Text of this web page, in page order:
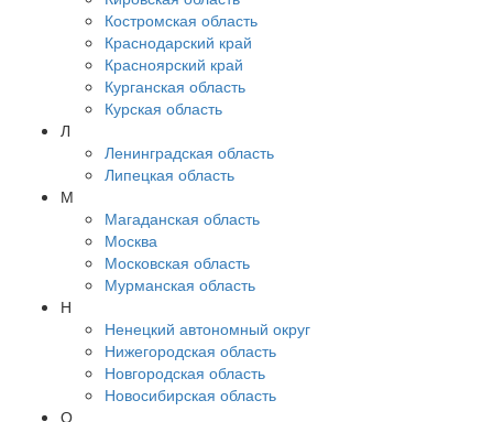
Костромская область
Краснодарский край
Красноярский край
Курганская область
Курская область
Л
Ленинградская область
Липецкая область
М
Магаданская область
Москва
Московская область
Мурманская область
Н
Ненецкий автономный округ
Нижегородская область
Новгородская область
Новосибирская область
О